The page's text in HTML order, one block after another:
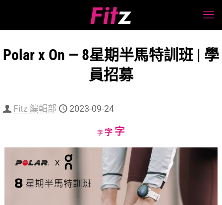
Polar x On — 8星期半馬特訓班 | 學
員招募
Fitz 編輯部 2023-09-24
字Decrease
字Reset
size.
字Increase
size.